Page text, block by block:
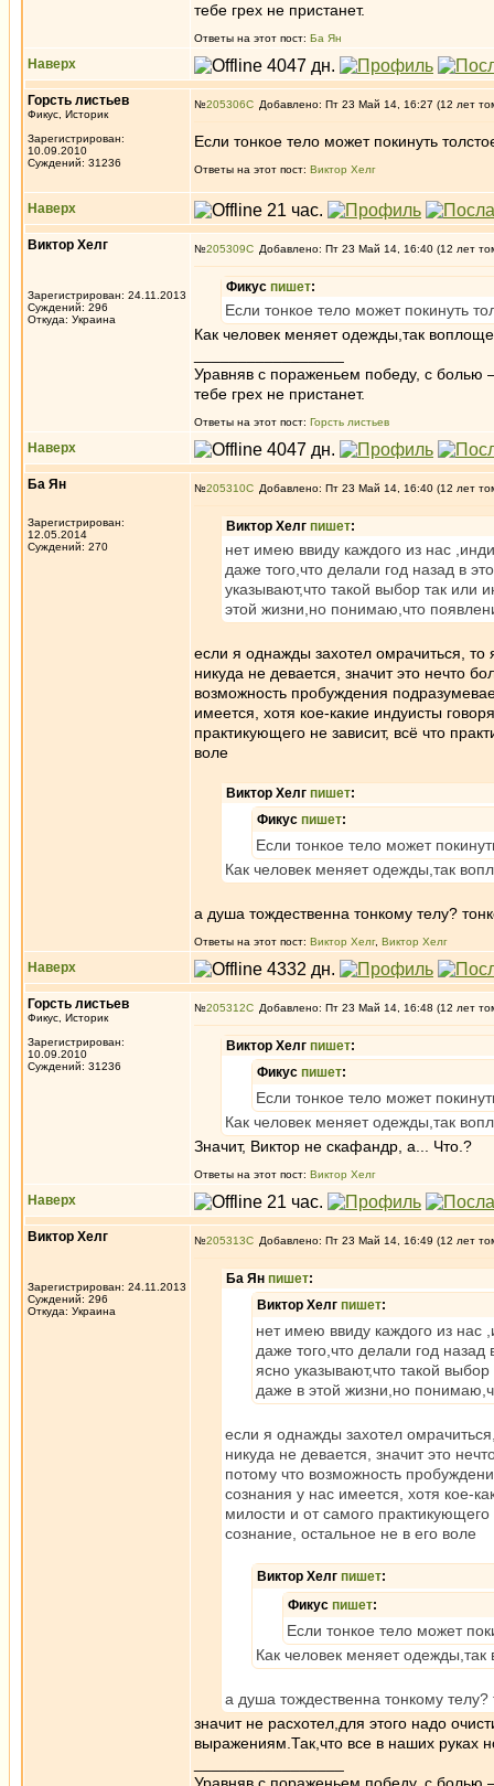
тебе грех не пристанет.
Ответы на этот пост: Ба Ян
Наверх
Горсть листьев
Фикус, Историк
Зарегистрирован:
10.09.2010
Суждений: 31236
№205306 Добавлено: Пт 23 Май 14, 16:27 (12 лет
Если тонкое тело может покинуть
Ответы на этот пост: Виктор Хелг
Наверх
Виктор Хелг
Зарегистрирован: 24.11.2013
Суждений: 296
Откуда: Украина
№205309 Добавлено: Пт 23 Май 14, 16:40 (12 лет
Фикус пишет:
Если тонкое тело может покинуть
Как человек меняет одежды,так
Уравняв с пораженьем победу, с болью
тебе грех не пристанет.
Ответы на этот пост: Горсть листьев
Наверх
Ба Ян
Зарегистрирован:
12.05.2014
Суждений: 270
№205310 Добавлено: Пт 23 Май 14, 16:40 (12 лет
Виктор Хелг пишет:
нет имею ввиду каждого из нас
даже того,что делали год назад в
указывают,что такой выбор так
этой жизни,но понимаю,что
если я однажды захотел омрачиться, то
никуда не девается, значит это нечто
возможность пробуждения
имеется, хотя кое-какие индуисты
практикующего не зависит, всё что
воле
Виктор Хелг пишет:
Фикус пишет:
Если тонкое тело может
Как человек меняет одежды,так
а душа тождественна тонкому телу?
Ответы на этот пост: Виктор Хелг, Виктор Хелг
Наверх
Горсть листьев
Фикус, Историк
Зарегистрирован:
10.09.2010
Суждений: 31236
№205312 Добавлено: Пт 23 Май 14, 16:48 (12 лет
Виктор Хелг пишет:
Фикус пишет:
Если тонкое тело может
Как человек меняет одежды,так
Значит, Виктор не скафандр, а... Что.?
Ответы на этот пост: Виктор Хелг
Наверх
Виктор Хелг
Зарегистрирован: 24.11.2013
Суждений: 296
Откуда: Украина
№205313 Добавлено: Пт 23 Май 14, 16:49 (12 лет
Ба Ян пишет:
Виктор Хелг пишет:
нет имею ввиду каждого из
даже того,что делали год
ясно указывают,что такой
даже в этой жизни,но
если я однажды захотел
никуда не девается, значит это
потому что возможность
сознания у нас имеется, хотя кое-
милости и от самого
сознание, остальное не в его воле
Виктор Хелг пишет:
Фикус пишет:
Если тонкое тело может
Как человек меняет
а душа тождественна тонкому
значит не расхотел,для этого надо
выражениям.Так,что все в наших руках